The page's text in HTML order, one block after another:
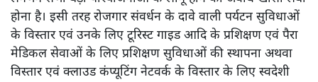
होना है। इसी तरह रोजगार संवर्धन के दावे वाली पर्यटन सुविधाओं
के विस्तार एवं उनके लिए टूरिस्ट गाइड आदि के प्रशिक्षण एवं पैरा
मेडिकल सेवाओं के लिए प्रशिक्षण सुविधाओं की स्थापना अथवा
विस्तार एवं क्लाउड कंप्यूटिंग नेटवर्क के विस्तार के लिए स्वदेशी